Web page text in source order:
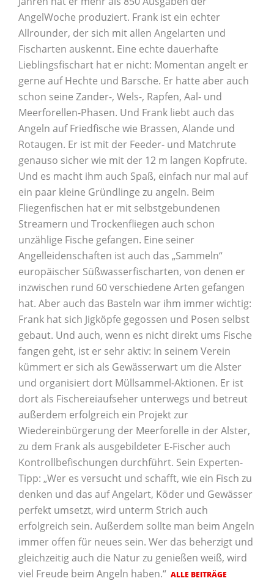
AngelWoche produziert. Frank ist ein echter
Allrounder, der sich mit allen Angelarten und
Fischarten auskennt. Eine echte dauerhafte
Lieblingsfischart hat er nicht: Momentan angelt er
gerne auf Hechte und Barsche. Er hatte aber auch
schon seine Zander-, Wels-, Rapfen, Aal- und
Meerforellen-Phasen. Und Frank liebt auch das
Angeln auf Friedfische wie Brassen, Alande und
Rotaugen. Er ist mit der Feeder- und Matchrute
genauso sicher wie mit der 12 m langen Kopfrute.
Und es macht ihm auch Spaß, einfach nur mal auf
ein paar kleine Gründlinge zu angeln. Beim
Fliegenfischen hat er mit selbstgebundenen
Streamern und Trockenfliegen auch schon
unzählige Fische gefangen. Eine seiner
Angelleidenschaften ist auch das „Sammeln“
europäischer Süßwasserfischarten, von denen er
inzwischen rund 60 verschiedene Arten gefangen
hat. Aber auch das Basteln war ihm immer wichtig:
Frank hat sich Jigköpfe gegossen und Posen selbst
gebaut. Und auch, wenn es nicht direkt ums Fische
fangen geht, ist er sehr aktiv: In seinem Verein
kümmert er sich als Gewässerwart um die Alster
und organisiert dort Müllsammel-Aktionen. Er ist
dort als Fischereiaufseher unterwegs und betreut
außerdem erfolgreich ein Projekt zur
Wiedereinbürgerung der Meerforelle in der Alster,
zu dem Frank als ausgebildeter E-Fischer auch
Kontrollbefischungen durchführt. Sein Experten-
Tipp: „Wer es versucht und schafft, wie ein Fisch zu
denken und das auf Angelart, Köder und Gewässer
perfekt umsetzt, wird unterm Strich auch
erfolgreich sein. Außerdem sollte man beim Angeln
immer offen für neues sein. Wer das beherzigt und
gleichzeitig auch die Natur zu genießen weiß, wird
viel Freude beim Angeln haben.“ ALLE BEITRÄGE